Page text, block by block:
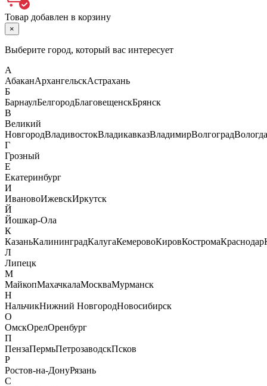
Товар добавлен в корзину
×
Выберите город, который вас интересует
А
АбаканАрхангельскАстрахань
Б
БарнаулБелгородБлаговещенскБрянск
В
Великий
НовгородВладивостокВладикавказВладимирВолгоградВологда
Г
Грозный
Е
Екатеринбург
И
ИвановоИжевскИркутск
Й
Йошкар-Ола
К
КазаньКалининградКалугаКемеровоКировКостромаКраснодар
Л
Липецк
М
МайкопМахачкалаМоскваМурманск
Н
НальчикНижний НовгородНовосибирск
О
ОмскОрелОренбург
П
ПензаПермьПетрозаводскПсков
Р
Ростов-на-ДонуРязань
С